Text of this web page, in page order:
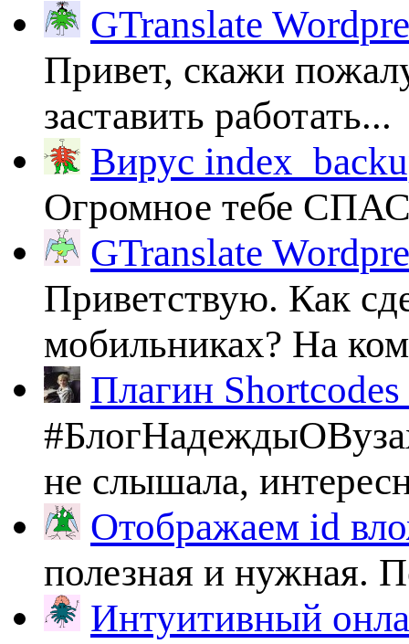
GTranslate
Привет, скажи
заставить работать...
Вирус
Огромное тебе
GTranslate
Приветствую. Как
мобильниках? На
Плагин
не слышала,
Отображаем id
полезная и нужная.
Интуитивный